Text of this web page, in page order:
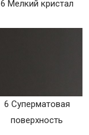
6 Мелкий кристал
6 Суперматовая
поверхность